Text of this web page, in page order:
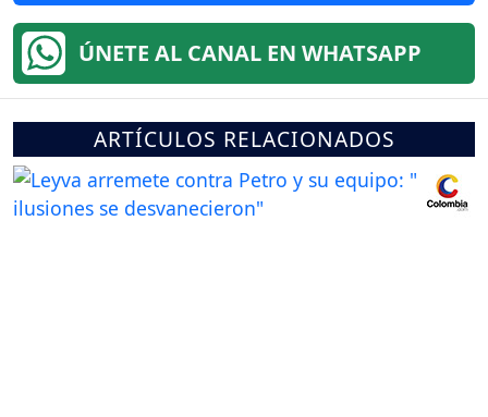
ÚNETE AL CANAL EN WHATSAPP
ARTÍCULOS RELACIONADOS